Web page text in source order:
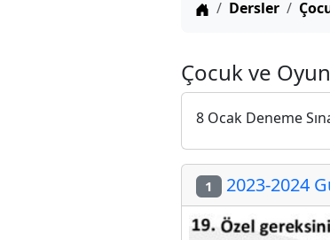
Anasayfa
Dersler
Çocuk ve
8 Ocak Deneme
1 2023-2024